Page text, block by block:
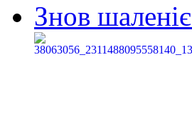
Знов